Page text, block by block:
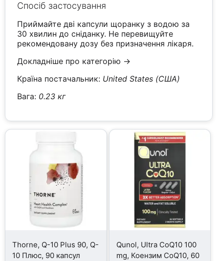
Спосіб застосування
Приймайте дві капсули щоранку з водою за
30 хвилин до сніданку. Не перевищуйте
рекомендовану дозу без призначення лікаря.
Докладніше про категорію →
Країна постачальник: United States (США)
Вага: 0.23 кг
Thorne, Q-10 Plus 90, Q-
10 Плюс, 90 капсул
Qunol, Ultra CoQ10 100
mg, Коензим CoQ10, 60